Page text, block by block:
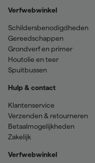
Verfwebwinkel
Schildersbenodigdheden
Gereedschappen
Grondverf en primer
Houtolie en teer
Spuitbussen
Hulp & contact
Klantenservice
Verzenden & retourneren
Betaalmogelijkheden
Zakelijk
Verfwebwinkel